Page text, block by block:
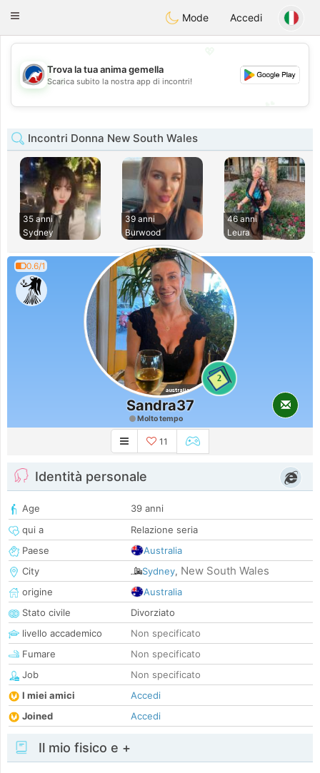
AustraliaChat
Toggle
Mode Accedi
💖
💕
Trova la tua anima gemella
Scarica subito la nostra app di incontri!
Incontri Donna New South Wales
35 anni
Sydney
39 anni
Burwood
46 anni
Leura
0.6/1
2
Sandra37
Molto tempo
11
Identità personale
Age
39 anni
qui a
Relazione seria
Paese
Australia
City
Sydney, New South Wales
origine
Australia
Stato civile
Divorziato
livello accademico
Non specificato
Fumare
Non specificato
Job
Non specificato
I miei amici
Accedi
Joined
Accedi
Il mio fisico e +